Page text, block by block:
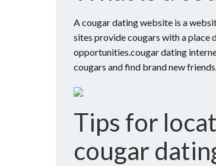
A cougar dating website is a
sites provide cougars with a place
opportunities.cougar dating
cougars and find brand new friends.
Tips for
cougar